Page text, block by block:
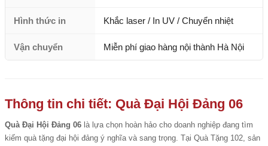
Hình thức in Khắc laser / In UV / Chuyển nhiệt
Vận chuyển Miễn phí giao hàng nội thành Hà Nội
Thông tin chi tiết: Quà Đại Hội Đảng 06
Quà Đại Hội Đảng 06 là lựa chọn hoàn hảo cho doanh nghiệp đang tìm
kiếm quà tặng đại hội đảng ý nghĩa và sang trọng. Tại Quà Tặng 102, sản